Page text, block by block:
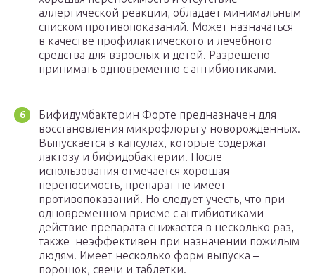
аллергической реакции, обладает минимальным
списком противопоказаний. Может назначаться
в качестве профилактического и лечебного
средства для взрослых и детей. Разрешено
принимать одновременно с антибиотиками.
Бифидумбактерин Форте предназначен для
восстановления микрофлоры у новорожденных.
Выпускается в капсулах, которые содержат
лактозу и бифидобактерии. После
использования отмечается хорошая
переносимость, препарат не имеет
противопоказаний. Но следует учесть, что при
одновременном приеме с антибиотиками
действие препарата снижается в несколько раз,
также неэффективен при назначении пожилым
людям. Имеет несколько форм выпуска –
порошок, свечи и таблетки.